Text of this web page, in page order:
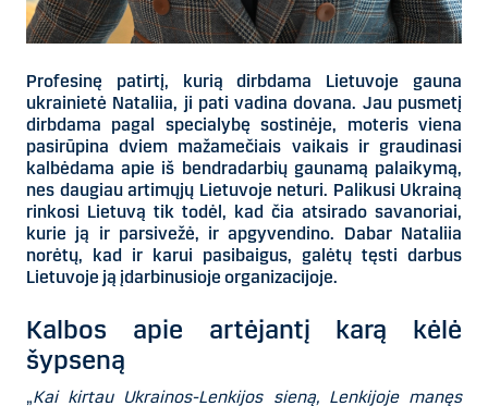
Profesinę patirtį, kurią dirbdama Lietuvoje gauna
ukrainietė Nataliia, ji pati vadina dovana. Jau pusmetį
dirbdama pagal specialybę sostinėje, moteris viena
pasirūpina dviem mažamečiais vaikais ir graudinasi
kalbėdama apie iš bendradarbių gaunamą palaikymą,
nes daugiau artimųjų Lietuvoje neturi. Palikusi Ukrainą
rinkosi Lietuvą tik todėl, kad čia atsirado savanoriai,
kurie ją ir parsivežė, ir apgyvendino. Dabar Nataliia
norėtų, kad ir karui pasibaigus, galėtų tęsti darbus
Lietuvoje ją įdarbinusioje organizacijoje.
Kalbos apie artėjantį karą kėlė
šypseną
„Kai kirtau Ukrainos-Lenkijos sieną, Lenkijoje manęs